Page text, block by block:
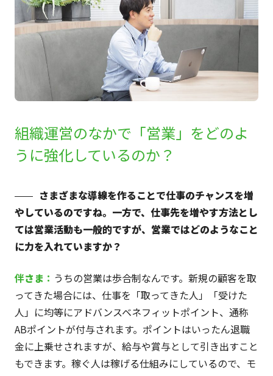
組織運営のなかで「営業」をどのよ
うに強化しているのか？
さまざまな導線を作ることで仕事のチャンスを増
やしているのですね。一方で、仕事先を増やす方法とし
ては営業活動も一般的ですが、営業ではどのようなこと
に力を入れていますか？
伴さま ： うちの営業は歩合制なんです。新規の顧客を取
ってきた場合には、仕事を「取ってきた人」「受けた
人」に均等にアドバンスベネフィットポイント、通称
ABポイントが付与されます。ポイントはいったん退職
金に上乗せされますが、給与や賞与として引き出すこと
もできます。稼ぐ人は稼げる仕組みにしているので、モ